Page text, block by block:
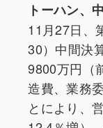
トーハン、
11月27日、
30）中間決
9800万円（
造費、業務
とにより、